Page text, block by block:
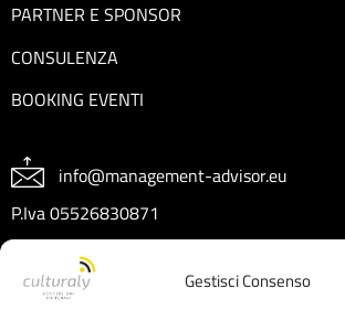
Gestisci Consenso
PARTNER E SPONSOR
CONSULENZA
BOOKING EVENTI
info@management-advisor.eu
P.Iva 05526830871
REA CT404199
Capitale sociale € 10.000 I.V.